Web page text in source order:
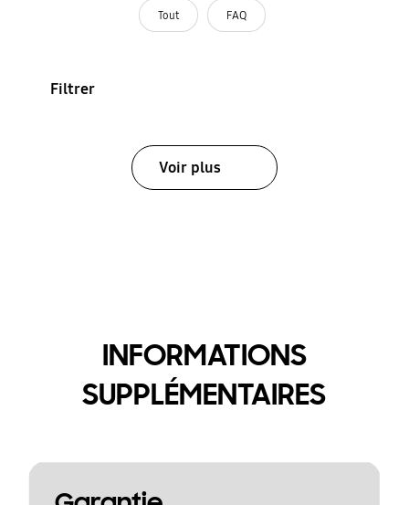
Tout FAQ
Filtrer
Voir plus
INFORMATIONS
SUPPLÉMENTAIRES